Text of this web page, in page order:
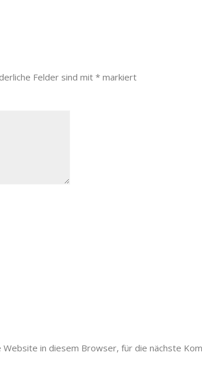
Felder sind mit * markiert
in diesem Browser, für die nächste